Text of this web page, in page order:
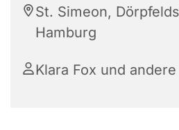
St. Simeon,
Hamburg
Klara Fox und andere